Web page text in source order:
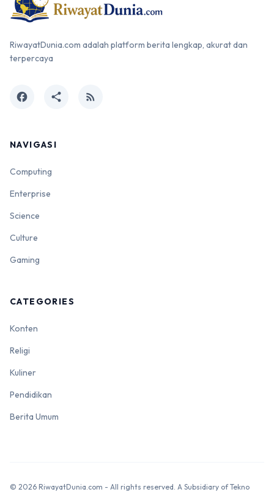
RiwayatDunia.com adalah platform berita lengkap, akurat dan
terpercaya
facebook share rss_feed
NAVIGASI
Computing
Enterprise
Science
Culture
Gaming
CATEGORIES
Konten
Religi
Kuliner
Pendidikan
Berita Umum
© 2026 RiwayatDunia.com - All rights reserved. A Subsidiary of Tekno